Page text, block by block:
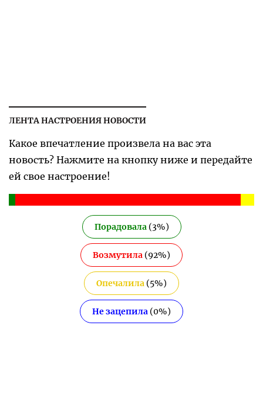
ЛЕНТА НАСТРОЕНИЯ НОВОСТИ
Какое впечатление произвела на вас эта
новость? Нажмите на кнопку ниже и передайте
ей свое настроение!
Порадовала(3%)
Возмутила (92%)
Опечалила (5%)
Не зацепила (0%)